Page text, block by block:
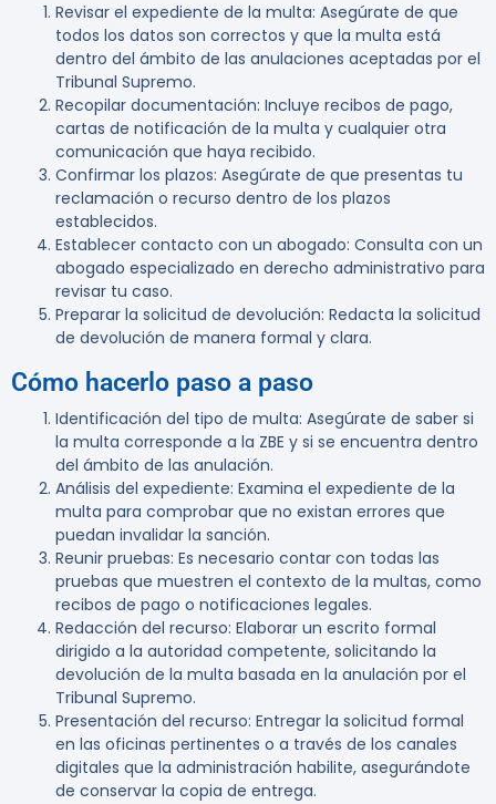
Revisar el expediente de la multa: Asegúrate de que
todos los datos son correctos y que la multa está
dentro del ámbito de las anulaciones aceptadas por el
Tribunal Supremo.
Recopilar documentación: Incluye recibos de pago,
cartas de notificación de la multa y cualquier otra
comunicación que haya recibido.
Confirmar los plazos: Asegúrate de que presentas tu
reclamación o recurso dentro de los plazos
establecidos.
Establecer contacto con un abogado: Consulta con un
abogado especializado en derecho administrativo para
revisar tu caso.
Preparar la solicitud de devolución: Redacta la solicitud
de devolución de manera formal y clara.
Cómo hacerlo paso a paso
Identificación del tipo de multa: Asegúrate de saber si
la multa corresponde a la ZBE y si se encuentra dentro
del ámbito de las anulación.
Análisis del expediente: Examina el expediente de la
multa para comprobar que no existan errores que
puedan invalidar la sanción.
Reunir pruebas: Es necesario contar con todas las
pruebas que muestren el contexto de la multas, como
recibos de pago o notificaciones legales.
Redacción del recurso: Elaborar un escrito formal
dirigido a la autoridad competente, solicitando la
devolución de la multa basada en la anulación por el
Tribunal Supremo.
Presentación del recurso: Entregar la solicitud formal
en las oficinas pertinentes o a través de los canales
digitales que la administración habilite, asegurándote
de conservar la copia de entrega.